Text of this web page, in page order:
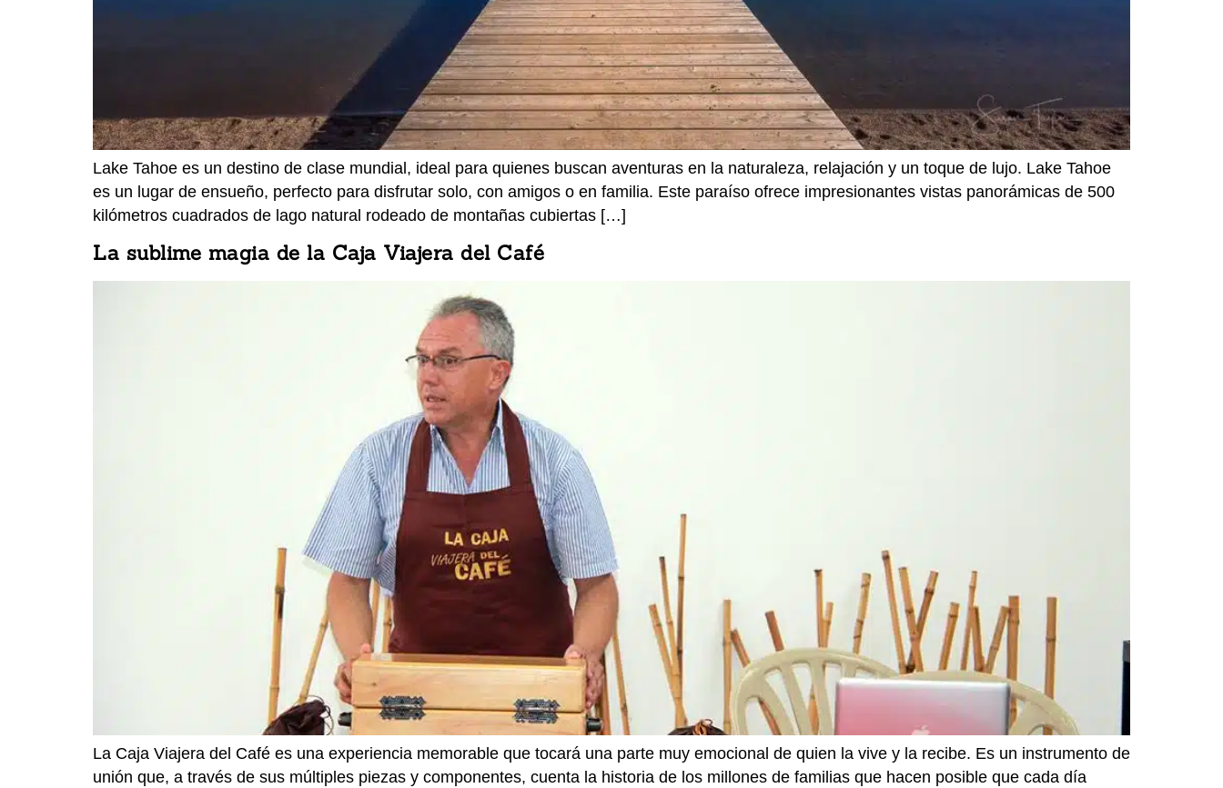
Lake Tahoe es un destino de clase mundial, ideal para quienes buscan aventuras en la naturaleza, relajación y un toque de lujo. Lake Tahoe
es un lugar de ensueño, perfecto para disfrutar solo, con amigos o en familia. Este paraíso ofrece impresionantes vistas panorámicas de 500
kilómetros cuadrados de lago natural rodeado de montañas cubiertas […]
La sublime magia de la Caja Viajera del Café
La Caja Viajera del Café es una experiencia memorable que tocará una parte muy emocional de quien la vive y la recibe. Es un instrumento de
unión que, a través de sus múltiples piezas y componentes, cuenta la historia de los millones de familias que hacen posible que cada día